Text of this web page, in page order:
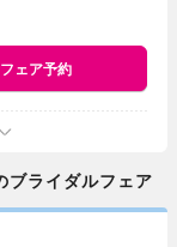
フェア予約
ライダルフェア